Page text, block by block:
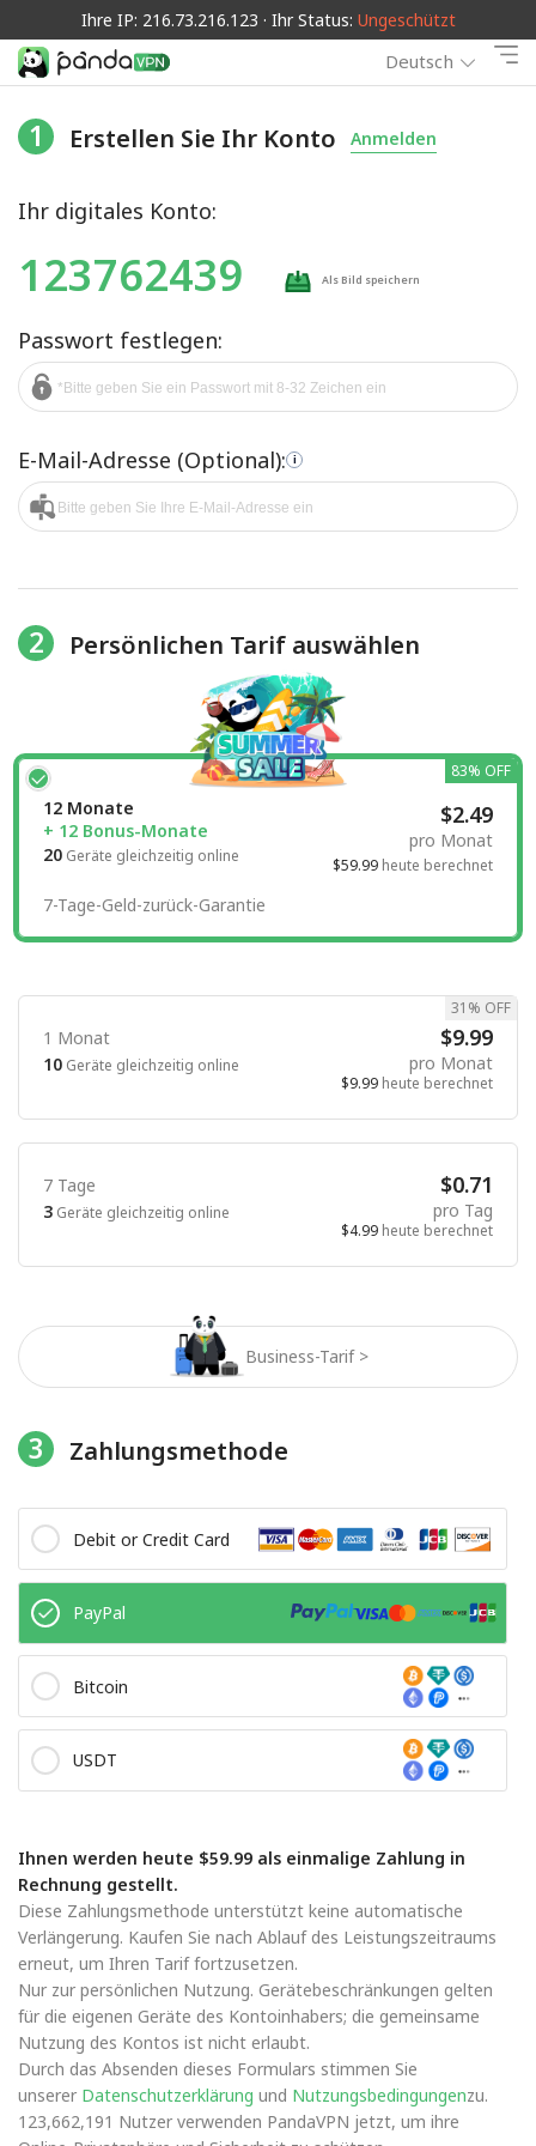
Ihre IP: 216.73.216.123 · Ihr Status: Ungeschützt
Deutsch
1 Erstellen Sie Ihr Konto Anmelden
Ihr digitales Konto:
123762439 Als Bild speichern
Passwort festlegen:
E-Mail-Adresse (Optional): i
2 Persönlichen Tarif auswählen
Business-Tarif >
12 Monate
+ 12 Bonus-Monate
20 Geräte gleichzeitig online
$2.49
pro Monat
$59.99 heute berechnet
83% OFF
7-Tage-Geld-zurück-Garantie
1 Monat
10 Geräte gleichzeitig online
$9.99
pro Monat
$9.99 heute berechnet
31% OFF
7 Tage
3 Geräte gleichzeitig online
$0.71
pro Tag
$4.99 heute berechnet
3 Zahlungsmethode
Debit or Credit Card
PayPal
Bitcoin
USDT
Ihnen werden heute $59.99 als einmalige Zahlung in
Rechnung gestellt.
Diese Zahlungsmethode unterstützt keine automatische
Verlängerung. Kaufen Sie nach Ablauf des Leistungszeitraums
erneut, um Ihren Tarif fortzusetzen.
Nur zur persönlichen Nutzung. Gerätebeschränkungen gelten
für die eigenen Geräte des Kontoinhabers; die gemeinsame
Nutzung des Kontos ist nicht erlaubt.
Durch das Absenden dieses Formulars stimmen Sie
unserer Datenschutzerklärung und Nutzungsbedingungenzu.
123,662,191 Nutzer verwenden PandaVPN jetzt, um ihre